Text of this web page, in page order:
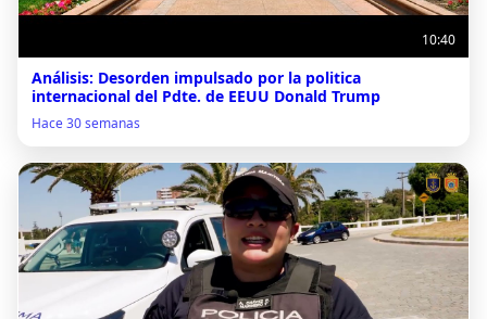
10:40
Análisis: Desorden impulsado por la politica
internacional del Pdte. de EEUU Donald Trump
Hace 30 semanas